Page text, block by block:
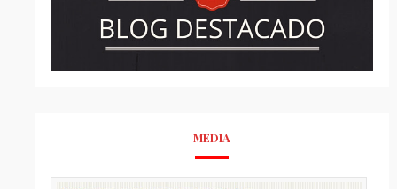
MEDIA